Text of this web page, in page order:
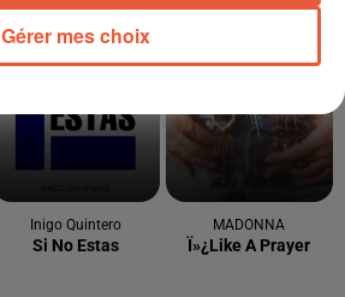
11h56
11h56
Inigo Quintero
Si No Estas
11h47
11h47
MADONNA
Ï»¿like A Prayer
Gérer mes choix